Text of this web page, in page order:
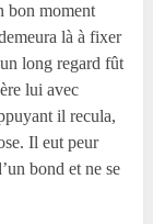
bon moment
là à fixer
long regard fût
lui avec
il recula,
Il eut peur
bond et ne se